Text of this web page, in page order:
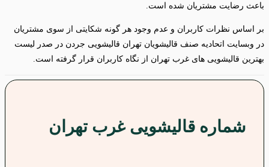
باعث رضایت مشتریان شده است.
بر اساس نظرات کاربران و عدم وجود هر گونه شکایتی از سوی مشتریان
در وبسایت اتحادیه صنف قالیشویان تهران قالیشویی جردن در صدر لیست
بهترین قالیشویی های غرب تهران از نگاه کاربران قرار گرفته است.
شماره قالیشویی غرب تهران